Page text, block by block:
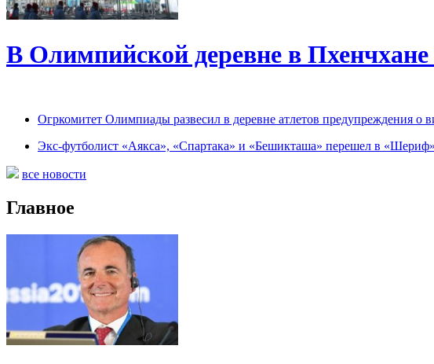
В Олимпийской деревне в
Огркомитет Олимпиады развесил в деревне атлетов предупреждения о
Экс-футболист «Аякса», «Спартака» и «Бешикташа» перешел в «Шериф»
все новости
Главное